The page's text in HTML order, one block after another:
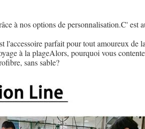
à nos options de personnalisation.C' est
l'accessoire parfait pour tout amoureux de
à la plageAlors, pourquoi vous
sans sable?